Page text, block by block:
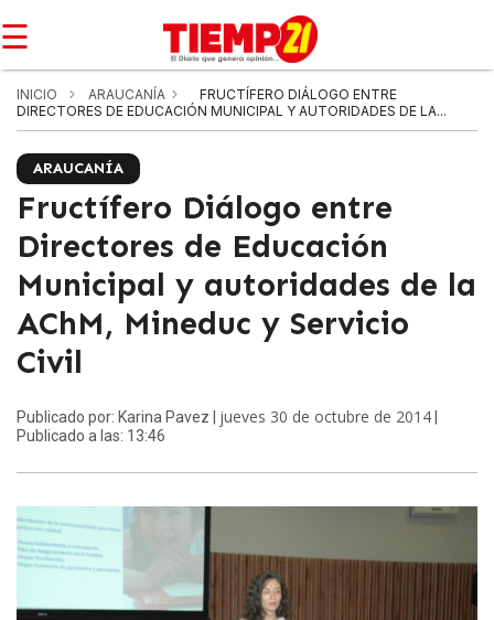
☰
INICIO ARAUCANÍA
FRUCTÍFERO DIÁLOGO ENTRE
DIRECTORES DE EDUCACIÓN MUNICIPAL Y AUTORIDADES DE LA...
ARAUCANÍA
Fructífero Diálogo entre
Directores de Educación
Municipal y autoridades de la
AChM, Mineduc y Servicio
Civil
Publicado por: Karina Pavez | jueves 30 de octubre de 2014
Publicado a las: 13:46